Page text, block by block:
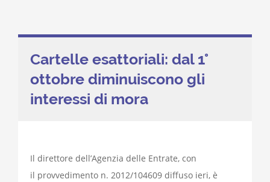
Cartelle esattoriali: dal 1°
ottobre diminuiscono gli
interessi di mora
Il direttore dell’Agenzia delle Entrate, con
il provvedimento n. 2012/104609 diffuso ieri, è